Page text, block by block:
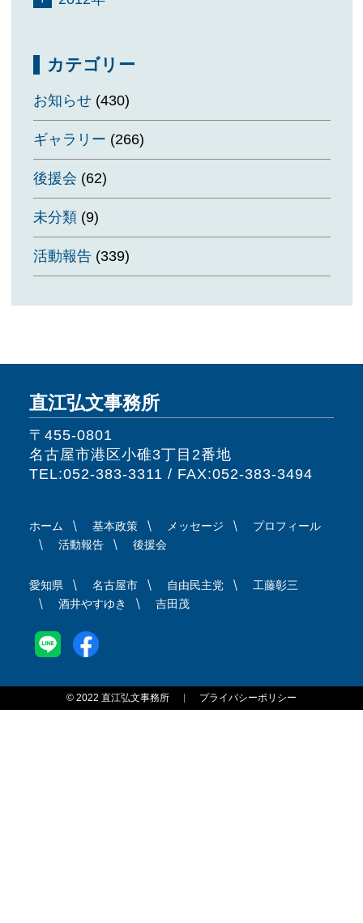
カテゴリー
お知らせ(430)
ギャラリー (266)
後援会 (62)
未分類(9)
活動報告(339)
直江弘文事務所
〒455-0801
名古屋市港区小碓3丁目2番地
TEL:052-383-3311 / FAX:052-383-3494
ホーム 基本政策 メッセージ
プロフィール
活動報告
後援会
愛知県 名古屋市 自由民主党
工藤彰三
酒井やすゆき
吉田茂
© 2022 直江弘文事務所 プライバシーポリシー